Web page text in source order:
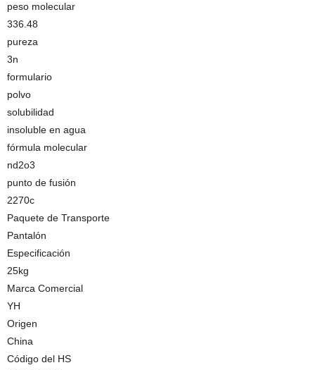
peso molecular
336.48
pureza
3n
formulario
polvo
solubilidad
insoluble en agua
fórmula molecular
nd2o3
punto de fusión
2270c
Paquete de Transporte
Pantalón
Especificación
25kg
Marca Comercial
YH
Origen
China
Código del HS